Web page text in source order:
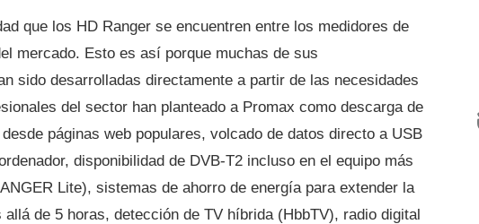
que los HD Ranger se encuentren entre los medidores de
mercado. Esto es así porque muchas de sus
sido desarrolladas directamente a partir de las necesidades
del sector han planteado a Promax como descarga de
páginas web populares, volcado de datos directo a USB
disponibilidad de DVB-T2 incluso en el equipo más
Lite), sistemas de ahorro de energía para extender la
allá de 5 horas, detección de TV híbrida (HbbTV), radio digital